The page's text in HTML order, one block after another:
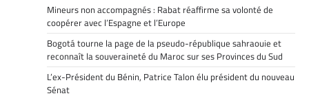
Mineurs non accompagnés : Rabat réaffirme sa volonté de
coopérer avec l’Espagne et l’Europe
Bogotá tourne la page de la pseudo-république sahraouie et
reconnaît la souveraineté du Maroc sur ses Provinces du Sud
L’ex-Président du Bénin, Patrice Talon élu président du nouveau
Sénat